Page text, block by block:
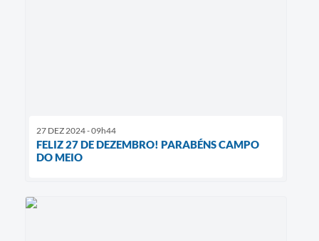
27 DEZ 2024 - 09h44
FELIZ 27 DE DEZEMBRO! PARABÉNS CAMPO
DO MEIO